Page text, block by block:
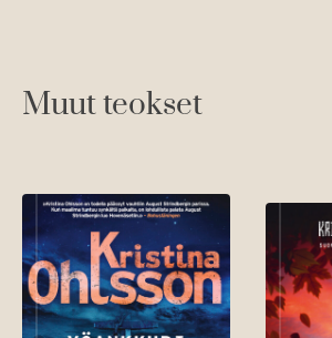
Muut teokset